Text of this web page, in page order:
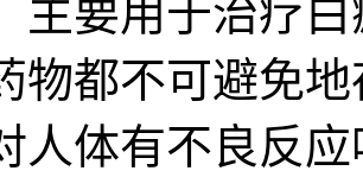
主要用于治疗
物都不可避免
人体有不良反